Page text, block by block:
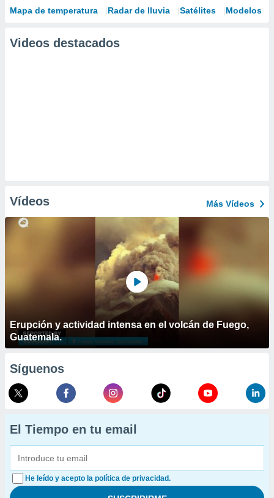
Mapa de temperatura Radar de lluvia Satélites Modelos
Videos destacados
Vídeos Más Vídeos
Erupción y actividad intensa en el volcán de Fuego,
Guatemala.
Síguenos
El Tiempo en tu email
He leído y acepto la política de privacidad.